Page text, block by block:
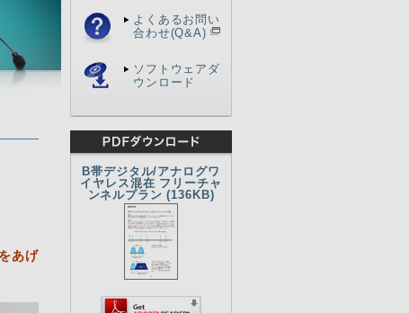
あげ
よくあるお問い
合わせ(Q&A)
ソフトウェアダ
ウンロード
B帯デジタル/アナログワ
イヤレス混在 フリーチャ
ンネルプラン (136KB)